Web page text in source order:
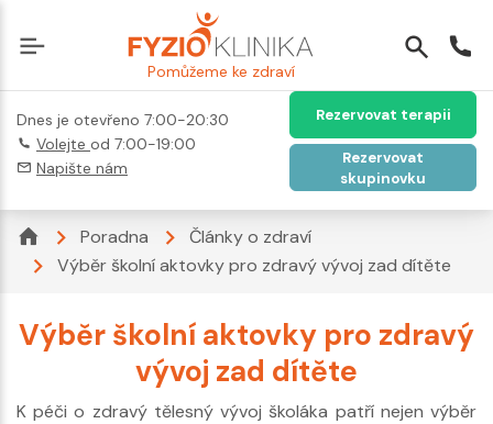
Pomůžeme ke zdraví
Dnes je otevřeno 7:00-20:30
Volejte od 7:00-19:00
Napište nám
Rezervovat terapii
Rezervovat
skupinovku
Poradna
Články o zdraví
Výběr školní aktovky pro zdravý vývoj zad dítěte
Výběr školní aktovky pro zdravý
vývoj zad dítěte
K péči o zdravý tělesný vývoj školáka patří nejen výběr